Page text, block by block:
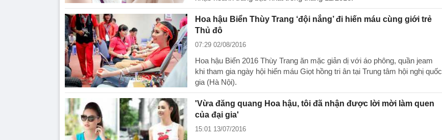
Hoa hậu Biển Thùy Trang ‘đội nắng’ đi hiến máu cùng giới trẻ
Thủ đô
07:29 02/08/2016
Hoa hậu Biển 2016 Thùy Trang ăn mặc giản dị với áo phông, quần jeam
khi tham gia ngày hội hiến máu Giọt hồng tri ân tại Trung tâm hội nghị quốc
gia (Hà Nội).
'Vừa đăng quang Hoa hậu, tôi đã nhận được lời mời làm quen
của đại gia'
15:01 13/07/2016